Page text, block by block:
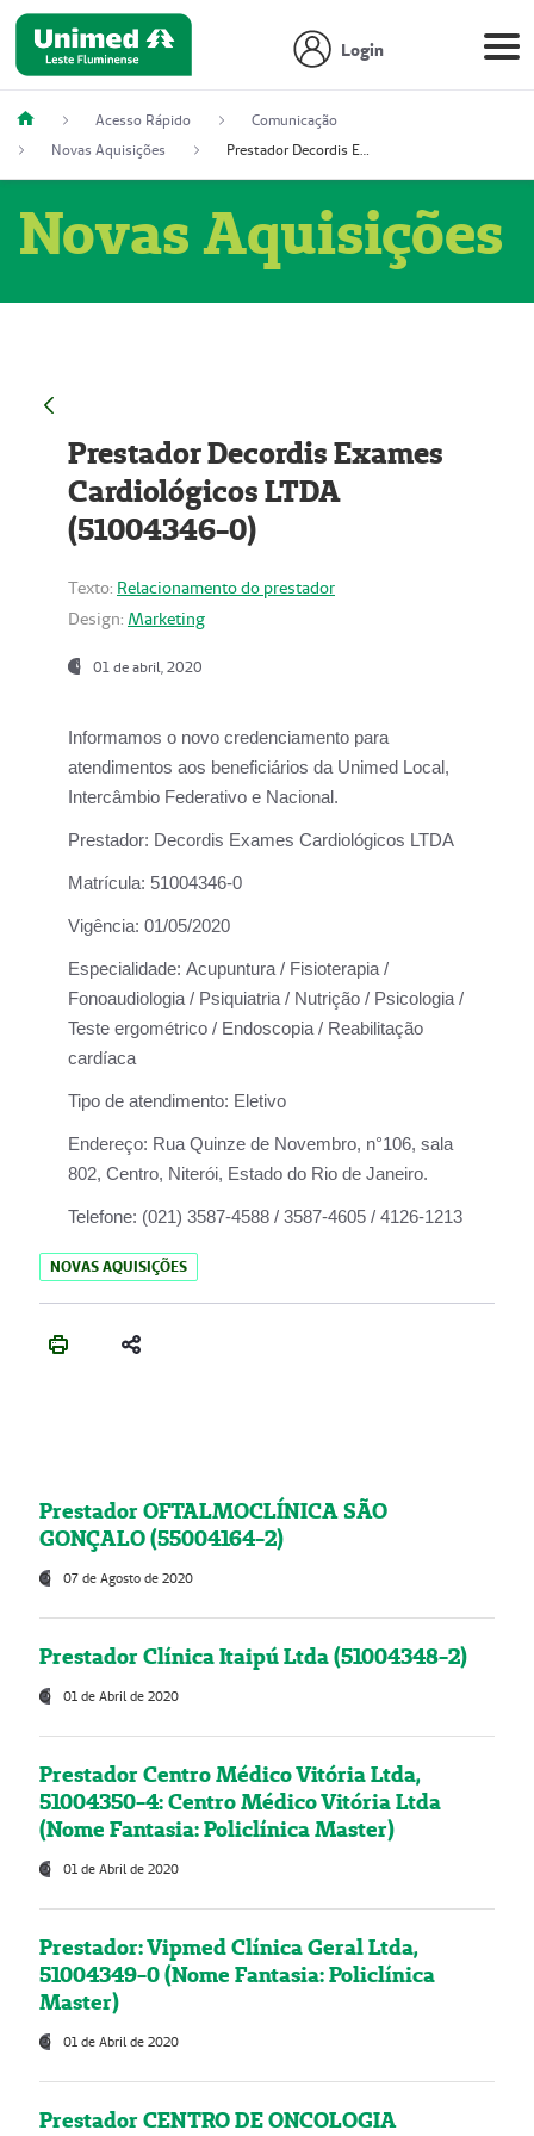
Login
Acesso Rápido
Comunicação
Novas Aquisições
Prestador Decordis Exames Cardiológicos LTDA (51004346-0)
Novas Aquisições
Prestador Decordis Exames
Cardiológicos LTDA
(51004346-0)
Texto: Relacionamento do prestador
Design: Marketing
01 de abril, 2020
Informamos o novo credenciamento para
atendimentos aos beneficiários da Unimed Local,
Intercâmbio Federativo e Nacional.
Prestador: Decordis Exames Cardiológicos LTDA
Matrícula: 51004346-0
Vigência: 01/05/2020
Especialidade: Acupuntura / Fisioterapia /
Fonoaudiologia / Psiquiatria / Nutrição / Psicologia /
Teste ergométrico / Endoscopia / Reabilitação
cardíaca
Tipo de atendimento: Eletivo
Endereço: Rua Quinze de Novembro, n°106, sala
802, Centro, Niterói, Estado do Rio de Janeiro.
Telefone: (021) 3587-4588 / 3587-4605 / 4126-1213
NOVAS AQUISIÇÕES
Prestador OFTALMOCLÍNICA SÃO
GONÇALO (55004164-2)
07 de Agosto de 2020
Prestador Clínica Itaipú Ltda (51004348-2)
01 de Abril de 2020
Prestador Centro Médico Vitória Ltda,
51004350-4: Centro Médico Vitória Ltda
(Nome Fantasia: Policlínica Master)
01 de Abril de 2020
Prestador: Vipmed Clínica Geral Ltda,
51004349-0 (Nome Fantasia: Policlínica
Master)
01 de Abril de 2020
Prestador CENTRO DE ONCOLOGIA